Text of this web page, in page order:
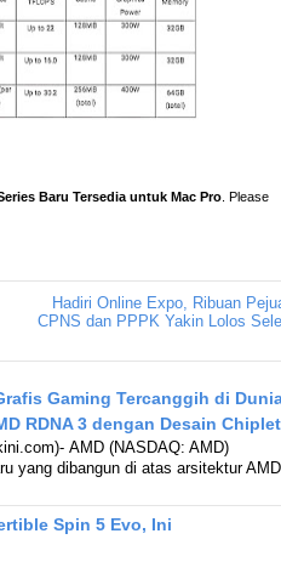
Baru Tersedia untuk Mac Pro . Please
Hadiri Online Expo, Ribuan
CPNS dan PPPK Yakin Lolos
Gaming Tercanggih di
RDNA 3 dengan Desain Chiplet
AMD (NASDAQ: AMD)
yang dibangun di atas arsitektur AMD
Spin 5 Evo, Ini